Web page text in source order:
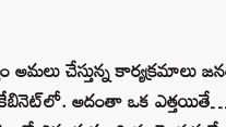
చేస్తున్న కార్యక్రమాలు
కేబినెట్‌లో. అదంతా ఒక